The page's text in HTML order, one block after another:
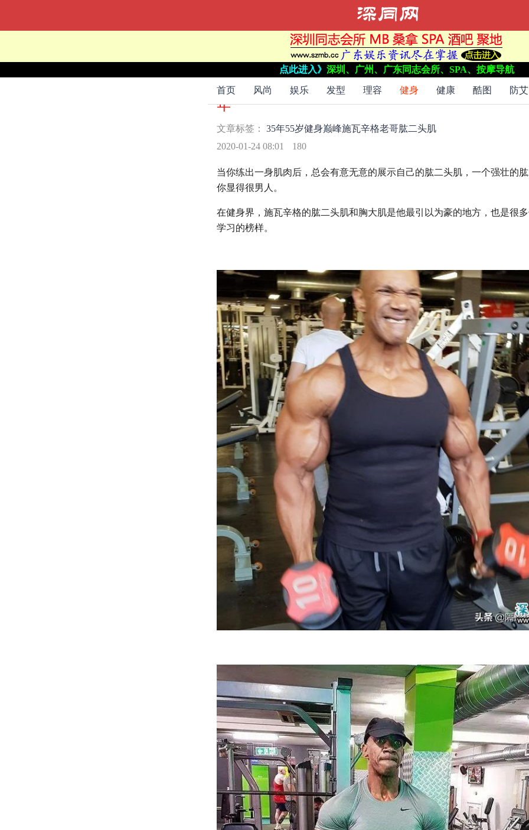
点此进入》 深圳、广州、广东同志会所、SPA、按摩导航
首页 风尚 娱乐 发型 理容 健身 健康 酷图 防艾
35年55岁健身 巅峰施瓦辛格 老哥肱二头肌
55岁老哥的肱二头肌不逊于巅峰施瓦辛格，已坚
年
文章标签： 35年55岁健身巅峰施瓦辛格老哥肱二头肌
2020-01-24 08:01
180
当你练出一身肌肉后，总会有意无意的展示自己的肱二头肌，一个强壮的
你显得很男人。
在健身界，施瓦辛格的肱二头肌和胸大肌是他最引以为豪的地方，也是很
学习的榜样。